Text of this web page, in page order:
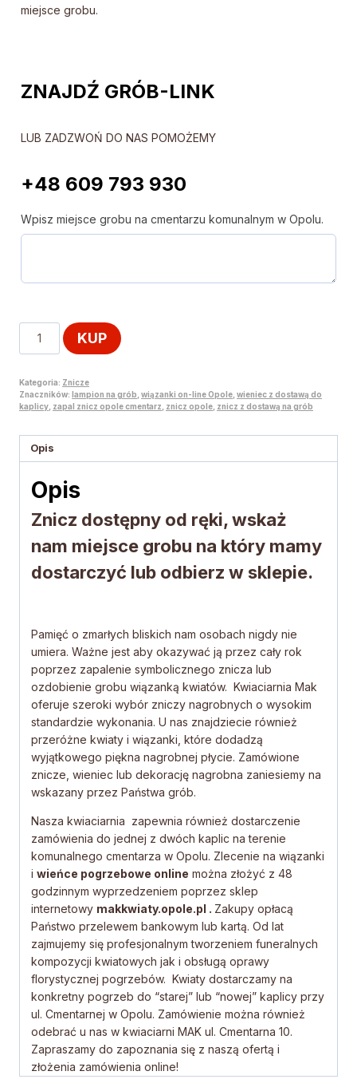
miejsce grobu.
ZNAJDŹ GRÓB-LINK
LUB ZADZWOŃ DO NAS POMOŻEMY
+48 609 793 930
Wpisz miejsce grobu na cmentarzu komunalnym w Opolu.
KUP
Kategoria: Znicze
Znaczników: lampion na grób wiązanki on-line Opole wieniec z dostawą do
kaplicy zapal znicz opole cmentarz znicz opole znicz z dostawą na grób
Opis
Opis
Znicz dostępny od ręki, wskaż
nam miejsce grobu na który mamy
dostarczyć lub odbierz w sklepie.
Pamięć o zmarłych bliskich nam osobach nigdy nie
umiera. Ważne jest aby okazywać ją przez cały rok
poprzez zapalenie symbolicznego znicza lub
ozdobienie grobu wiązanką kwiatów. Kwiaciarnia Mak
oferuje szeroki wybór zniczy nagrobnych o wysokim
standardzie wykonania. U nas znajdziecie również
przeróżne kwiaty i wiązanki, które dodadzą
wyjątkowego piękna nagrobnej płycie. Zamówione
znicze, wieniec lub dekorację nagrobna zaniesiemy na
wskazany przez Państwa grób.
Nasza kwiaciarnia zapewnia również dostarczenie
zamówienia do jednej z dwóch kaplic na terenie
komunalnego cmentarza w Opolu. Zlecenie na wiązanki
i wieńce pogrzebowe online można złożyć z 48
godzinnym wyprzedzeniem poprzez sklep
internetowy makkwiaty.opole.pl . Zakupy opłacą
Państwo przelewem bankowym lub kartą. Od lat
zajmujemy się profesjonalnym tworzeniem funeralnych
kompozycji kwiatowych jak i obsługą oprawy
florystycznej pogrzebów. Kwiaty dostarczamy na
konkretny pogrzeb do “starej” lub “nowej” kaplicy przy
ul. Cmentarnej w Opolu. Zamówienie można również
odebrać u nas w kwiaciarni MAK ul. Cmentarna 10.
Zapraszamy do zapoznania się z naszą ofertą i
złożenia zamówienia online!